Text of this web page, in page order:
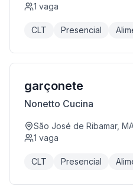
1 vaga
CLT Presencial
garçonete
Nonetto Cucina
São José de Ribamar,
1 vaga
CLT Presencial